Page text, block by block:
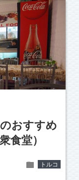
おすすめ
食堂）
folder トルコ